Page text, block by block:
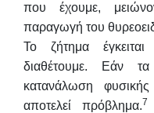
που έχουμε,
παραγωγή του
Το ζήτημα
διαθέτουμε. Εάν
κατανάλωση
αποτελεί πρόβλημα.7